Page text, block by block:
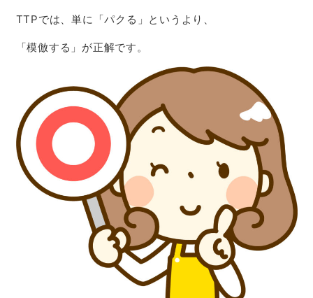
TTPでは、単に「パクる」というより、
「模倣する」が正解です。